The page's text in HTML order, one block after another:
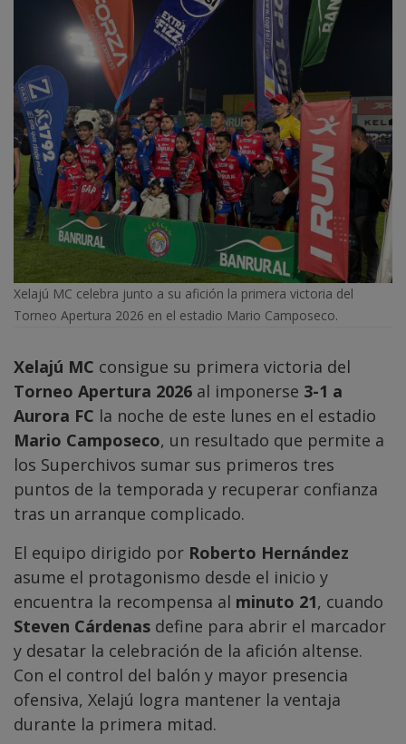
Xelajú MC celebra junto a su afición la primera victoria del
Torneo Apertura 2026 en el estadio Mario Camposeco.
Xelajú MC consigue su primera victoria del
Torneo Apertura 2026 al imponerse 3-1 a
Aurora FC la noche de este lunes en el estadio
Mario Camposeco, un resultado que permite a
los Superchivos sumar sus primeros tres
puntos de la temporada y recuperar confianza
tras un arranque complicado.
El equipo dirigido por Roberto Hernández
asume el protagonismo desde el inicio y
encuentra la recompensa al minuto 21, cuando
Steven Cárdenas define para abrir el marcador
y desatar la celebración de la afición altense.
Con el control del balón y mayor presencia
ofensiva, Xelajú logra mantener la ventaja
durante la primera mitad.